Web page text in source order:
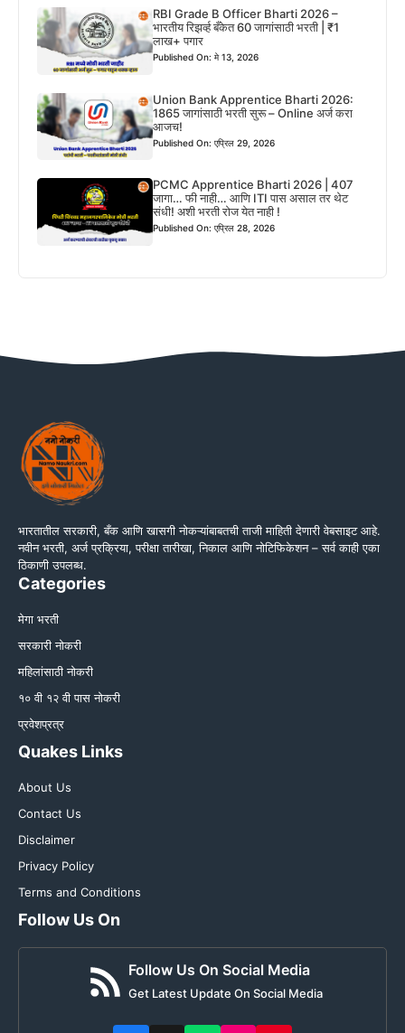
RBI Grade B Officer Bharti 2026 –
भारतीय रिझर्व्ह बँकेत 60 जागांसाठी भरती | ₹1
लाख+ पगार
Published On: मे 13, 2026
Union Bank Apprentice Bharti 2026:
1865 जागांसाठी भरती सुरू – Online अर्ज करा
आजच!
Published On: एप्रिल 29, 2026
PCMC Apprentice Bharti 2026 | 407
जागा… फी नाही… आणि ITI पास असाल तर थेट
संधी! अशी भरती रोज येत नाही !
Published On: एप्रिल 28, 2026
भारतातील सरकारी, बँक आणि खासगी नोकऱ्यांबाबतची ताजी माहिती देणारी वेबसाइट आहे.
नवीन भरती, अर्ज प्रक्रिया, परीक्षा तारीखा, निकाल आणि नोटिफिकेशन – सर्व काही एका
ठिकाणी उपलब्ध.
Categories
मेगा भरती
सरकारी नोकरी
महिलांसाठी नोकरी
१० वी १२ वी पास नोकरी
प्रवेशप्रत्र
Quakes Links
About Us
Contact Us
Disclaimer
Privacy Policy
Terms and Conditions
Follow Us On
Follow Us On Social Media
Get Latest Update On Social Media